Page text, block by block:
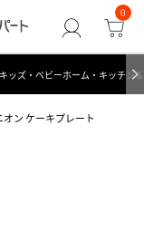
0
キッズ・ベビーホーム・キッチン
ン ケーキプレート